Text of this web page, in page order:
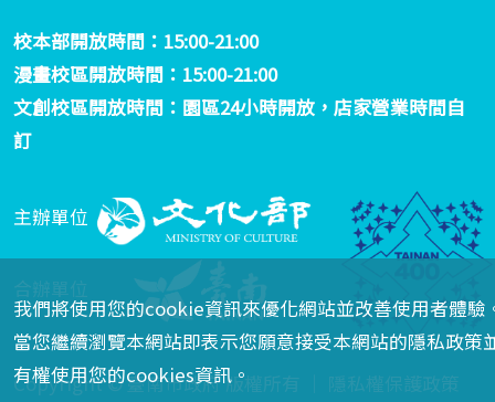
校本部開放時間：15:00-21:00
漫畫校區開放時間：15:00-21:00
文創校區開放時間：園區24小時開放，店家營業時間自
訂
主辦單位
合辦單位
Copyright © 臺南市政府 版權所有 ｜ 隱私權保護政策
我們將使用您的cookie資訊來優化網站並改善使用者體驗
當您繼續瀏覽本網站即表示您願意接受本網站的隱私政策
有權使用您的cookies資訊。